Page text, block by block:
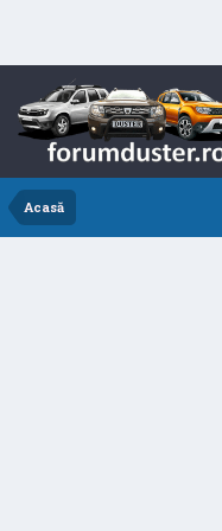
Acasă